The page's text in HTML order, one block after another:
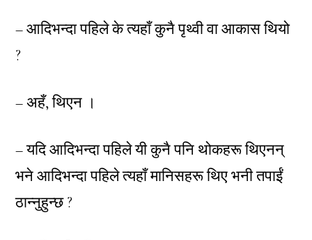
– आदिभन्दा पहिले के त्यहाँ कुनै पृथ्वी वा आकास थियो
?
– अहँ, थिएन ।
– यदि आदिभन्दा पहिले यी कुनै पनि थोकहरू थिएनन्
भने आदिभन्दा पहिले त्यहाँ मानिसहरू थिए भनी तपाईं
ठान्नुहुन्छ ?